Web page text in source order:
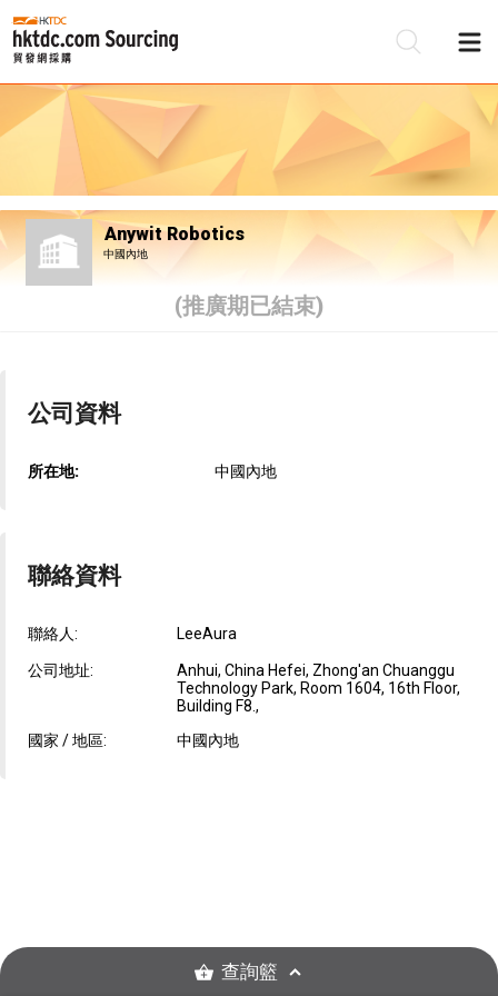
Anywit Robotics
中國內地
(推廣期已結束)
公司資料
所在地: 中國內地
聯絡資料
聯絡人: LeeAura
公司地址:
Anhui, China Hefei, Zhong'an Chuanggu
Technology Park, Room 1604, 16th Floor,
Building F8.,
國家 / 地區:
中國內地
查詢籃